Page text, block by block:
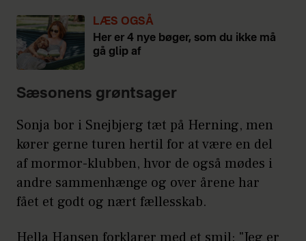
LÆS OGSÅ
Her er 4 nye bøger, som du ikke må
gå glip af
Sæsonens grøntsager
Sonja bor i Snejbjerg tæt på Herning, men
kører gerne turen hertil for at være en del
af mormor-klubben, hvor de også mødes i
andre sammenhænge og over årene har
fået et godt og nært fællesskab.